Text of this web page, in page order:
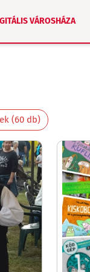
VÁROSHÁZA
(60 db)